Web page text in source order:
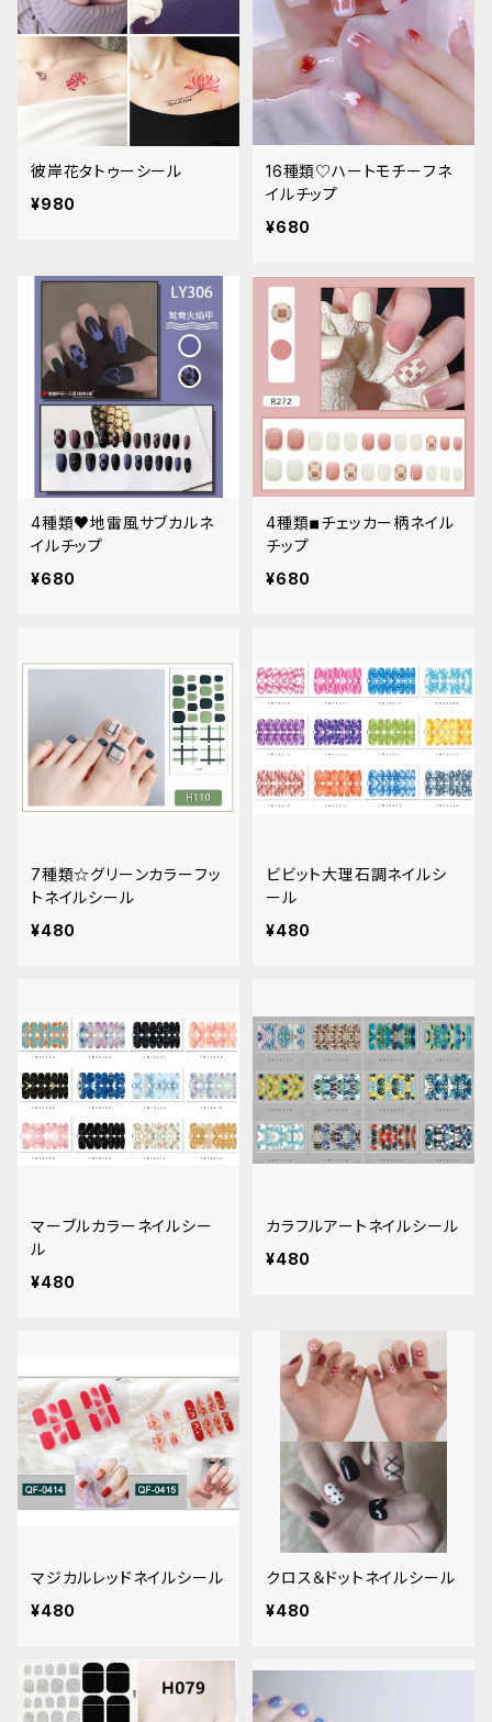
彼岸花タトゥーシール
¥980
16種類♡ハートモチーフネ
イルチップ
¥680
4種類♥地雷風サブカルネ
イルチップ
¥680
4種類◾︎チェッカー柄ネイル
チップ
¥680
7種類☆グリーンカラーフッ
トネイルシール
¥480
ビビット大理石調ネイルシ
ール
¥480
マーブルカラーネイルシー
ル
¥480
カラフルアートネイルシール
¥480
マジカルレッドネイルシール
¥480
クロス＆ドットネイルシール
¥480